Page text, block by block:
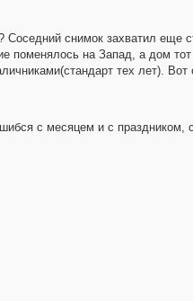
Соседний снимок захватил
поменялось на Запад, а дом
тех лет). Вот
с месяцем и с праздником,